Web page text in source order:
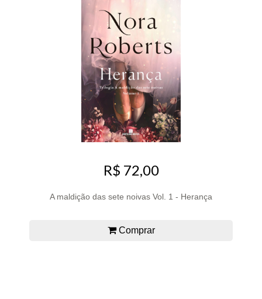
R$ 72,00
A maldição das sete noivas Vol. 1 - Herança
Comprar